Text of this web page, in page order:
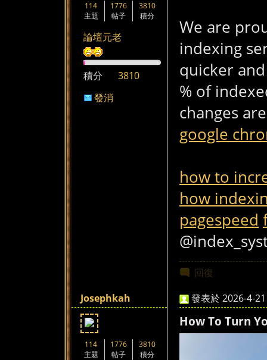
114
主題
1776
帖子
3810
積分
論壇元老
積分
3810
發消
We are
indexing
quicker
% of
changes
google
how to
how
pagespeed
回復
Josephkah
114
主題
1776
帖子
3810
積分
發表於 2026-4-
How To Turn